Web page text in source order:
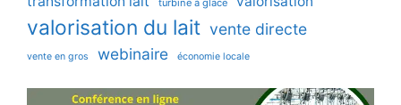
valorisation du lait vente directe
vente en gros webinaire économie locale